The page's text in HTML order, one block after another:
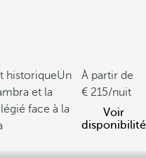
historiqueUn
et la
face à la
À partir de
215/nuit
Voir
disponibilité